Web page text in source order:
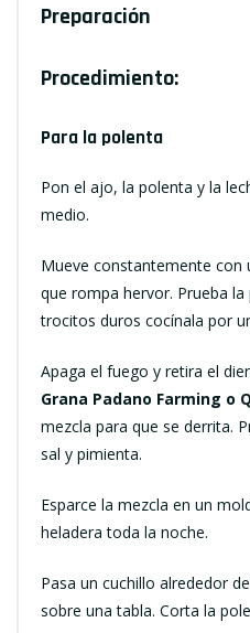
Preparación
Procedimiento:
Para la polenta
Pon el ajo, la polenta y la
medio.
Mueve constantemente con
que rompa hervor. Prueba
trocitos duros cocínala por
Apaga el fuego y retira el
Grana Padano Farming o
mezcla para que se derrita.
sal y pimienta.
Esparce la mezcla en un
heladera toda la noche.
Pasa un cuchillo alrededor
sobre una tabla. Corta la